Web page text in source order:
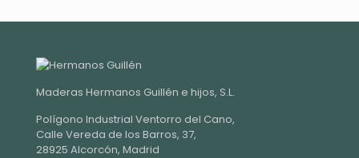
Maderas Hermanos Guillén e hijos, S.L.
Polígono Industrial Ventorro del Cano,
Calle Vereda de los Barros, 37,
28925 Alcorcón, Madrid